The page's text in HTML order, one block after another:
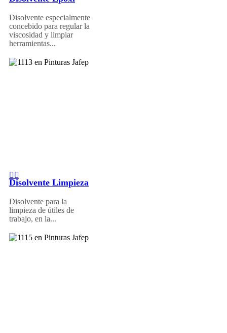
Disolvente especialmente
concebido para regular la
viscosidad y limpiar
herramientas...
Disolvente Limpieza
Disolvente para la
limpieza de útiles de
trabajo, en la...